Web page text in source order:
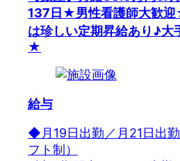
137日★男性看護師大歓
は珍しい定期昇給あり♪大
★
給与
◆月19日出勤／月21日出
フト制）